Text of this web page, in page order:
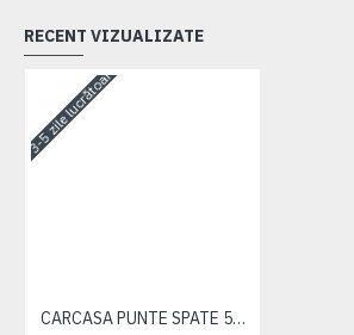
RECENT VIZUALIZATE
3-5 zile lucrătoare
CARCASA PUNTE SPATE 50-2401015-07